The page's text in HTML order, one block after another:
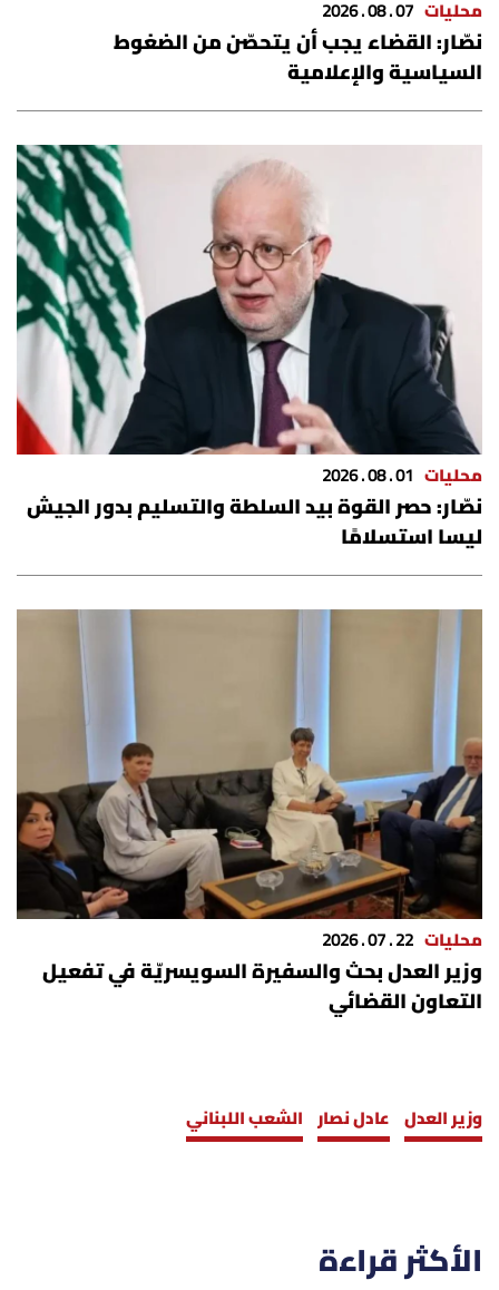
فيديو
شروط الإشتراك
Digital solutions by
محليات 07 . 08 . 2026
نصّار: القضاء يجب أن يتحصّن من الضغوط
السياسية والإعلامية
محليات 01 . 08 . 2026
نصّار: حصر القوة بيد السلطة والتسليم بدور الجيش
ليسا استسلامًا
محليات 22 . 07 . 2026
وزير العدل بحث والسفيرة السويسريّة في تفعيل
التعاون القضائي
وزير العدل عادل نصار الشعب اللبناني
الأكثر قراءة